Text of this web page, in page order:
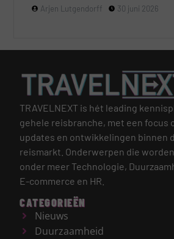
Arjen Lutgendorff 30 juni 2026
TRAVELNEXT is hét leading
gehele reisbranche, met een focus
updates en ontwikkelingen binnen
reismarkt. Onderwerpen die
onder meer Technologie,
E-commerce en HR.
CATEGORIEËN
Nieuws
Duurzaamheid